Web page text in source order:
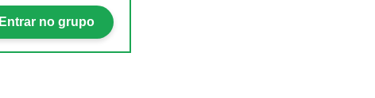
Entrar no grupo